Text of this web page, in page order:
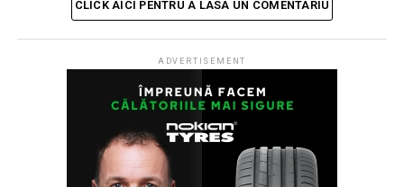
susţinută joi.
EXAMEN LA LIMBA ROMANA
LIMBA ROMÂNĂ
SCOLI BIHOR
O fetiță de 2 ani a fost lovită de o mașină în centrul
CLICK AICI PENTRU A LASA UN COMENTARIU
ADVERTISEMENT